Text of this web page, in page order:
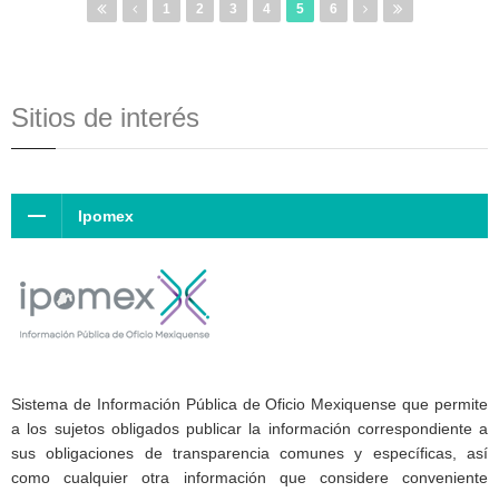
1 2 3 4 5 6
Sitios de interés
Ipomex
Sistema de Información Pública de Oficio Mexiquense que permite
a los sujetos obligados publicar la información correspondiente a
sus obligaciones de transparencia comunes y específicas, así
como cualquier otra información que considere conveniente